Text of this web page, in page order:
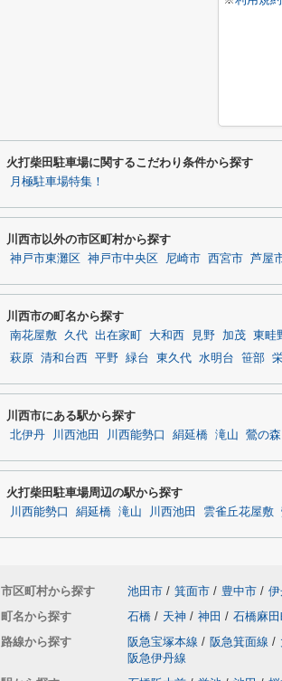
火打柴田駐車場に関するこだわり条件から探す
月極駐車場特集！
川西市以外の市区町村から探す
神戸市東灘区 神戸市中央区 尼崎市 西宮市 芦屋
川西市の町名から探す
南花屋敷 久代 出在家町 大和西 見野 加茂 東畦
萩原
清和台西 平野 緑台 東久代 水明台 笹部
川西市にある駅から探す
北伊丹 川西池田 川西能勢口 絹延橋 滝山 鶯の森
火打柴田駐車場周辺の駅から探す
川西能勢口 絹延橋 滝山 川西池田 雲雀丘花屋敷
市区町村から探す 池田市 / 箕面市 / 豊中市 /
町名から探す
石橋 / 天神 / 神田 / 石橋麻
路線から探す
阪急宝塚本線 / 阪急箕面線 /
阪急伊丹線